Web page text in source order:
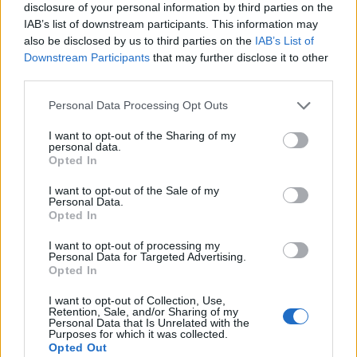
disclosure of your personal information by third parties on the
IAB’s list of downstream participants. This information may
also be disclosed by us to third parties on the IAB’s List of
Downstream Participants that may further disclose it to other
Personal Data Processing Opt Outs
I want to opt-out of the Sharing of my
personal data.
Opted In
I want to opt-out of the Sale of my
Personal Data.
Opted In
I want to opt-out of processing my
Personal Data for Targeted Advertising.
Opted In
I want to opt-out of Collection, Use,
Retention, Sale, and/or Sharing of my
Personal Data that Is Unrelated with the
Purposes for which it was collected.
Opted Out
attiecībās ir radušies bērni, kas aug pie viņu mātes
Vācijā. Tā kā bērni nākuši pasaulē Vācijā un arī
turpina tur dzīvot, viņu uzturlīdzekļu apmērs tiek
uz Vāciju katru mēnesi jāsūta 1150 eiro.
Šī summa atstāj iespaidu ne tikai uz Viļņa pašreizējās
ģimenes budžetu — lai neiedzīvotos parādos, vīrietis
Anitas parādās tikai uz dažām dienām mēnesī. «Kad
eiro. Latvijā par 1150 eiro varētu dzīvot bez
strādāšanas, man nekad nav bijusi tik liela alga.
Protams, bērni ir jāuztur. Uzskatu — ja esi devis vaļu
savam krāniņam, pēc tam jābūt atbildīgam. Bet ir
jautājums, cik adekvāti tas notiek,» spriež Anita. Šī